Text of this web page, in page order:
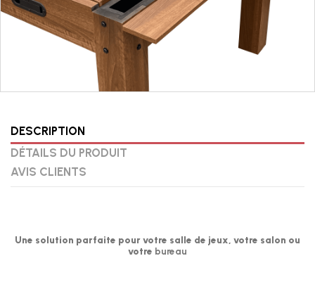
DESCRIPTION
DÉTAILS DU PRODUIT
AVIS CLIENTS
Une solution parfaite pour votre salle de jeux, votre salon ou
votre bureau